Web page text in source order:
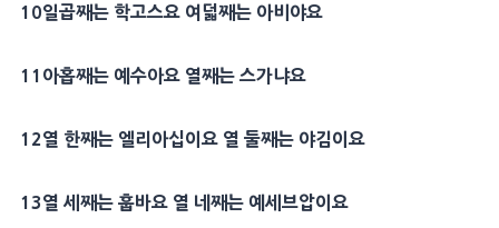
10일곱째는 학고스요 여덟째는 아비야요
11 아홉째는 예수아요 열째는 스가냐요
12열 한째는 엘리아십이요 열 둘째는 야김이요
13열 세째는 훕바요 열 네째는 예세브압이요